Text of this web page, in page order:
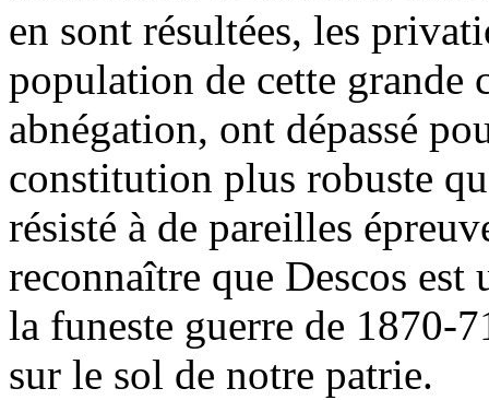
en sont résultées, les
population de cette grande
abnégation, ont dépassé
constitution plus robuste
résisté à de pareilles
reconnaître que Descos est
la funeste guerre de 1870-
sur le sol de notre patrie.